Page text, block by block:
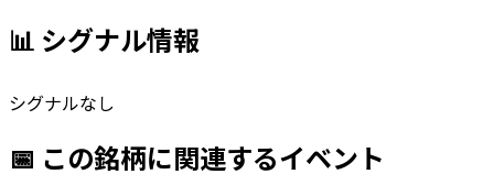
📊 シグナル情報
シグナルなし
📅 この銘柄に関連するイベント